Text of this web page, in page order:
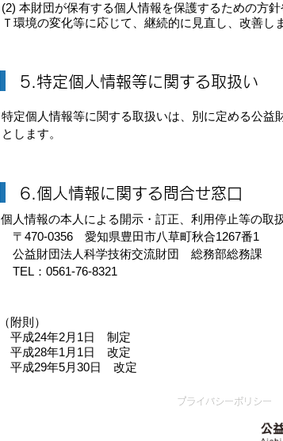
(2) 本財団が保有する個人情報を保護するための方
Ｔ環境の変化等に応じて、継続的に見直し、改善し
5.特定個人情報等に関する取扱い
特定個人情報等に関する取扱いは、別に定める公
とします。
6.個人情報に関する問合せ窓口
個人情報の本人による開示・訂正、利用停止等の取
〒470-0356 愛知県豊田市八草町秋合1267番1
公益財団法人科学技術交流財団 総務部総務課
TEL：0561-76-8321
（附則）
平成24年2月1日 制定
平成28年1月1日 改定
平成29年5月30日 改定
​プライバシーポリシー